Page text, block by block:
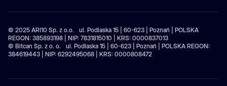
© 2025 ARI10 Sp. z o.o. ul. Podlaska 15 | 60-623 | Poznań | POLSKA
REGON: 385893198 | NIP: 7831815010 | KRS: 0000837013
© Bitcan Sp. z o. o. ul. Podlaska 15 | 60-623 | Poznań | POLSKA REGON:
384619443 | NIP: 6292495068 | KRS: 0000808472